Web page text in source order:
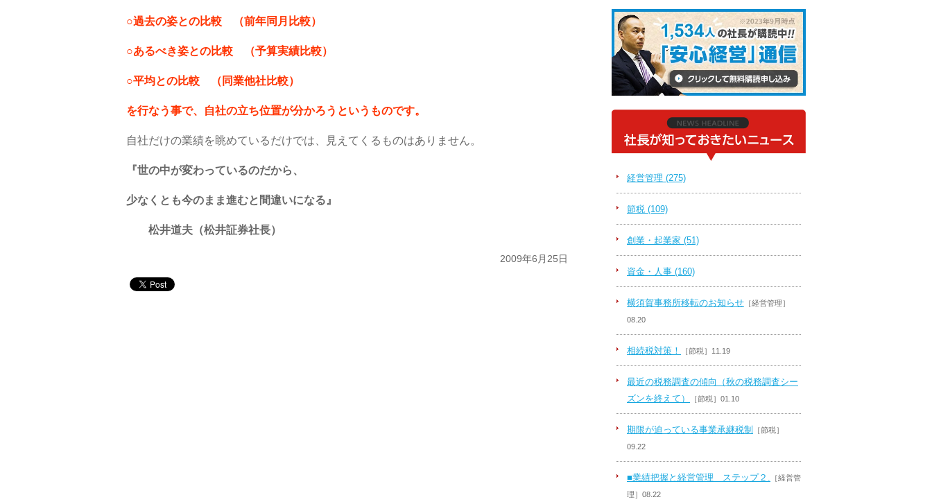
○過去の姿との比較 （前年同月比較）
○あるべき姿との比較 （予算実績比較）
○平均との比較 （同業他社比較）
を行なう事で、自社の立ち位置が分かろうというものです。
自社だけの業績を眺めているだけでは、見えてくるものはありません。
『世の中が変わっているのだから、
少なくとも今のまま進むと間違いになる』
松井道夫（松井証券社長）
2009年6月25日
経営管理 (275)
節税 (109)
創業・起業家 (51)
資金・人事 (160)
横須賀事務所移転のお知らせ ［経営管理］
08.20
相続税対策！ ［節税］11.19
最近の税務調査の傾向（秋の税務調査シー
ズンを終えて）
［節税］01.10
期限が迫っている事業承継税制 ［節税］
09.22
■業績把握と経営管理 ステップ２.
［経営管
理］08.22